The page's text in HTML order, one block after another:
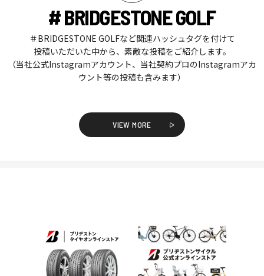
# BRIDGESTONE GOLF
＃BRIDGESTONE GOLFなど関連ハッシュタグを付けて
投稿いただいた中から、素敵な投稿をご紹介します。
（当社公式Instagramアカウント、当社契約プロのInstagramアカ
ウント等の投稿も含みます）
VIEW MORE